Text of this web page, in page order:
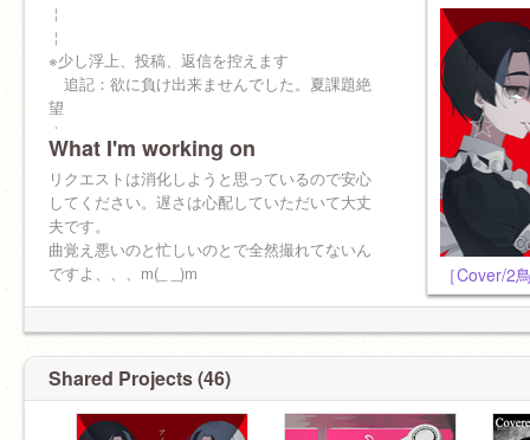
￤
￤
※少し浮上、投稿、返信を控えます
追記：欲に負け出来ませんでした。夏課題絶
望
￤
￤
2鳥です。なんか歌ってる奴です。
現役音楽部員
りう。さん、ずまさん、財部亮治さんを尊敬
2025 09/09 Scratch参加
イラスト→ @3question
What I'm working on
リクエストは消化しようと思っているので安心
してください。遅さは心配していただいて大丈
夫です。
曲覚え悪いのと忙しいのとで全然撮れてないん
ですよ、、、m(_ _)m
音域メモ（中央ハ＝C4）
歌唱可能：C3〜A6
発声可能：G2〜C8（ピアノの最高音）
低音域特訓中の高音厨
Shared Projects (46)